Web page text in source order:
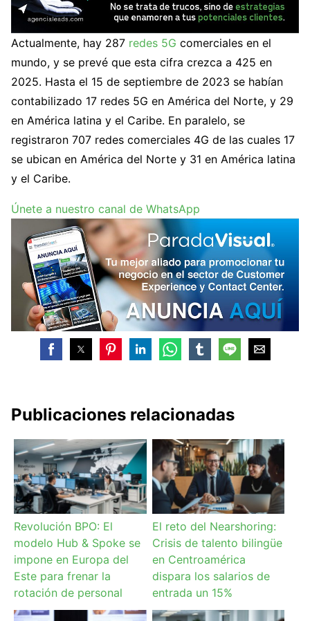
Actualmente, hay 287 redes 5G comerciales en el
mundo, y se prevé que esta cifra crezca a 425 en
2025. Hasta el 15 de septiembre de 2023 se habían
contabilizado 17 redes 5G en América del Norte, y 29
en América latina y el Caribe. En paralelo, se
registraron 707 redes comerciales 4G de las cuales 17
se ubican en América del Norte y 31 en América latina
y el Caribe.
Únete a nuestro canal de WhatsApp
Publicaciones relacionadas
Revolución BPO: El
modelo Hub & Spoke se
impone en Europa del
Este para frenar la
rotación de personal
El reto del Nearshoring:
Crisis de talento bilingüe
en Centroamérica
dispara los salarios de
entrada un 15%